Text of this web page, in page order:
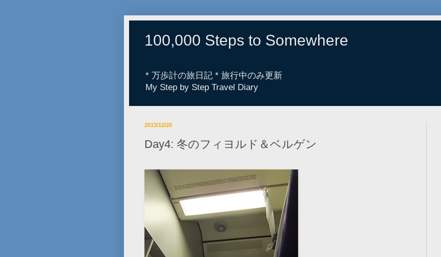
100,000 Steps to Somewhere
* 万歩計の旅日記 * 旅行中のみ更新
My Step by Step Travel Diary
2013/12/20
Day4: 冬のフィヨルド＆ベルゲン